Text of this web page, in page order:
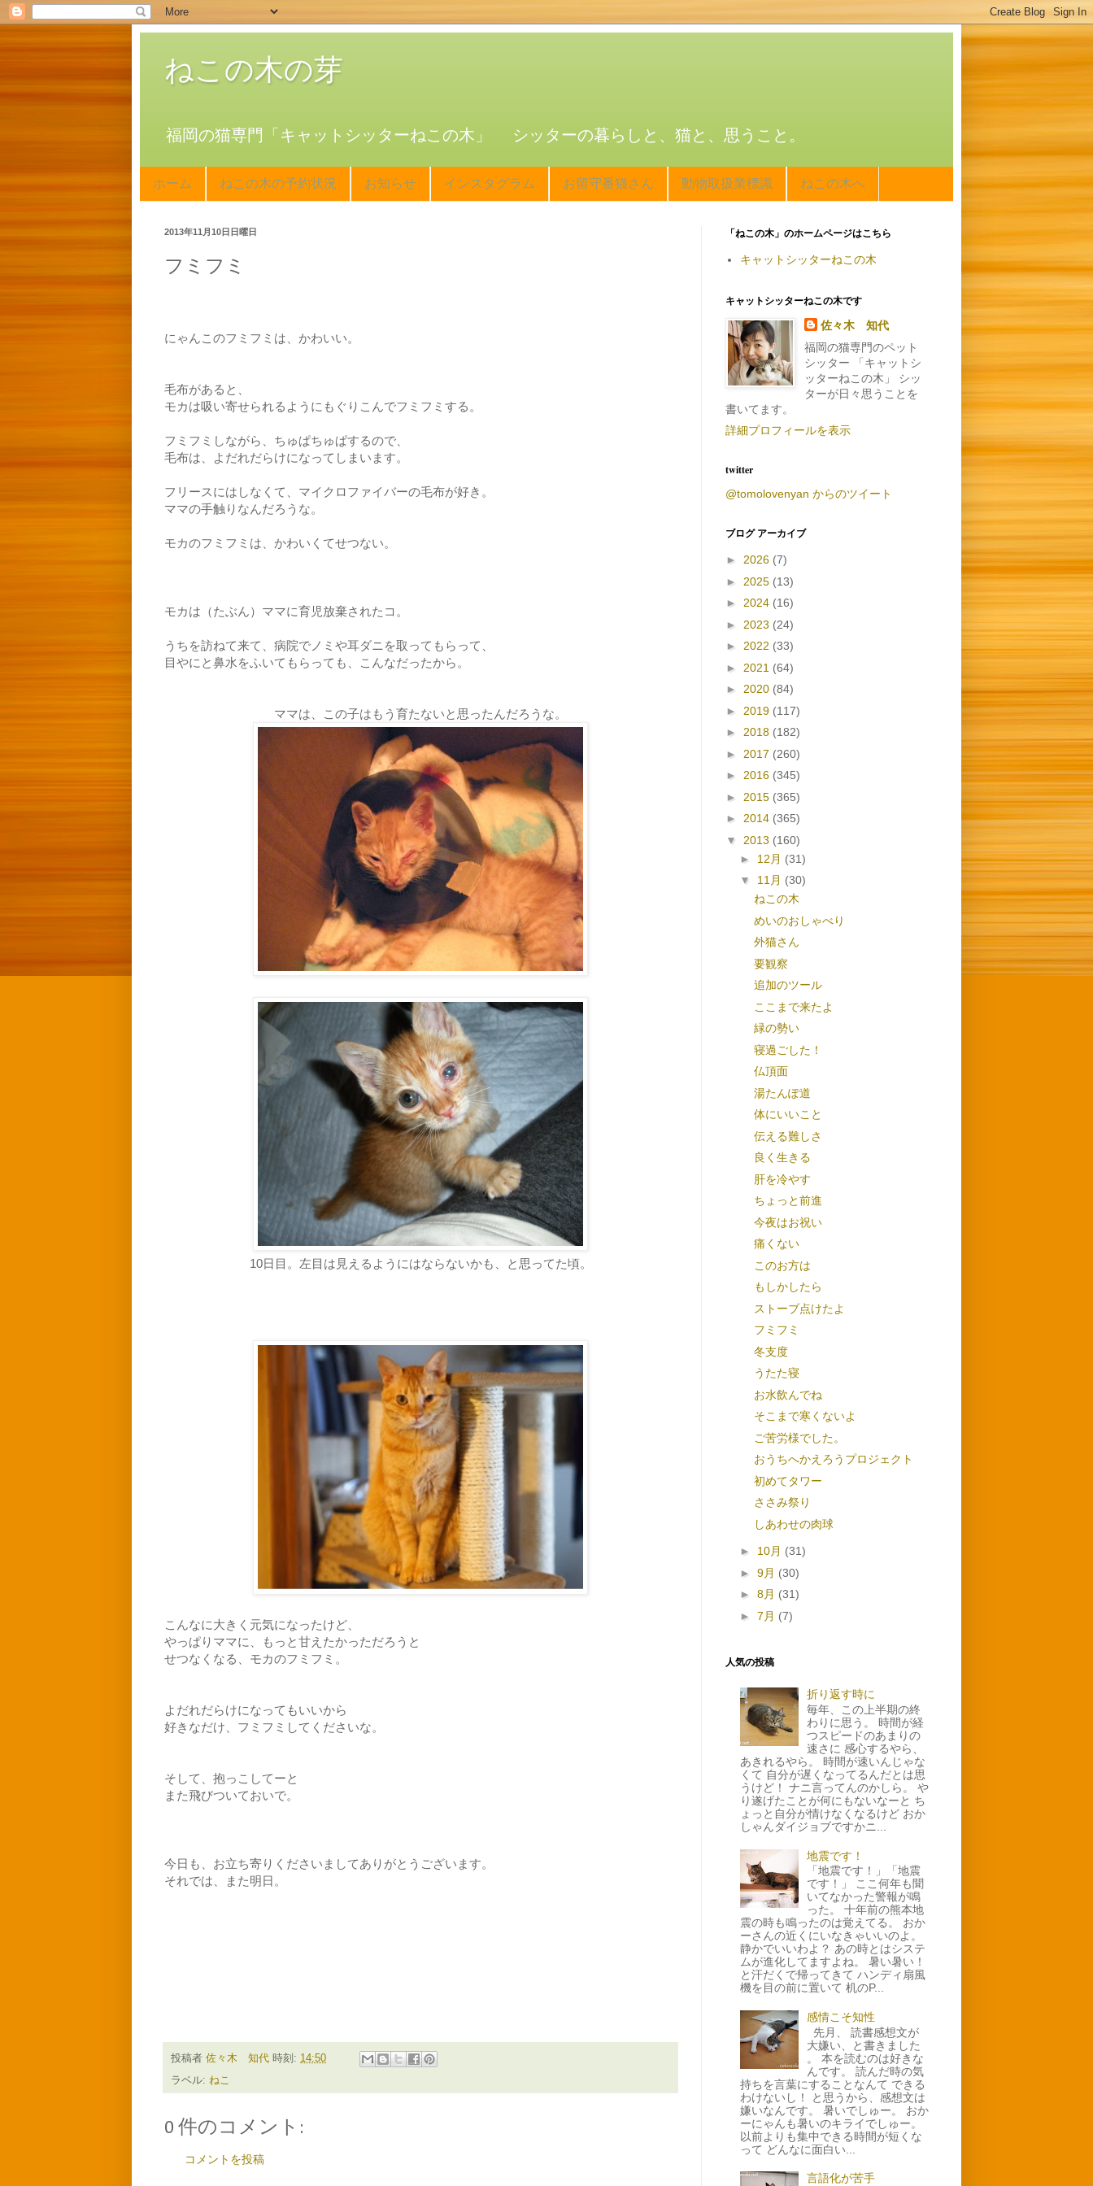
ねこの木の芽
福岡の猫専門「キャットシッターねこの木」 シッターの暮らしと、猫と、思うこと。
ホーム ねこの木の予約状況 お知らせ インスタグラム お留守番猫さん 動物取扱業標識 ねこの木へ
2013年11月10日日曜日
フミフミ
にゃんこのフミフミは、かわいい。
毛布があると、
モカは吸い寄せられるようにもぐりこんでフミフミする。
フミフミしながら、ちゅぱちゅぱするので、
毛布は、よだれだらけになってしまいます。
フリースにはしなくて、マイクロファイバーの毛布が好き。
ママの手触りなんだろうな。
モカのフミフミは、かわいくてせつない。
モカは（たぶん）ママに育児放棄されたコ。
うちを訪ねて来て、病院でノミや耳ダニを取ってもらって、
目やにと鼻水をふいてもらっても、こんなだったから。
ママは、この子はもう育たないと思ったんだろうな。
10日目。左目は見えるようにはならないかも、と思ってた頃。
こんなに大きく元気になったけど、
やっぱりママに、もっと甘えたかっただろうと
せつなくなる、モカのフミフミ。
よだれだらけになってもいいから
好きなだけ、フミフミしてくださいな。
そして、抱っこしてーと
また飛びついておいで。
今日も、お立ち寄りくださいましてありがとうございます。
それでは、また明日。
投稿者 佐々木 知代 時刻: 14:50
ラベル: ねこ
0 件のコメント:
コメントを投稿
「ねこの木」のホームページはこちら
キャットシッターねこの木
キャットシッターねこの木です
佐々木 知代
福岡の猫専門のペット
シッター 「キャットシ
ッターねこの木」 シッ
ターが日々思うことを
書いてます。
詳細プロフィールを表示
twitter
@tomolovenyan からのツイート
ブログ アーカイブ
► 2026 (7)
► 2025 (13)
► 2024 (16)
► 2023 (24)
► 2022 (33)
► 2021 (64)
► 2020 (84)
► 2019 (117)
► 2018 (182)
► 2017 (260)
► 2016 (345)
► 2015 (365)
► 2014 (365)
▼ 2013 (160)
► 12月 (31)
▼ 11月 (30)
ねこの木
めいのおしゃべり
外猫さん
要観察
追加のツール
ここまで来たよ
緑の勢い
寝過ごした！
仏頂面
湯たんぽ道
体にいいこと
伝える難しさ
良く生きる
肝を冷やす
ちょっと前進
今夜はお祝い
痛くない
このお方は
もしかしたら
ストーブ点けたよ
フミフミ
冬支度
うたた寝
お水飲んでね
そこまで寒くないよ
ご苦労様でした。
おうちへかえろうプロジェクト
初めてタワー
ささみ祭り
しあわせの肉球
► 10月 (31)
► 9月 (30)
► 8月 (31)
► 7月 (7)
人気の投稿
折り返す時に
毎年、この上半期の終
わりに思う。 時間が経
つスピードのあまりの
速さに 感心するやら、
あきれるやら。 時間が速いんじゃな
くて 自分が遅くなってるんだとは思
うけど！ ナニ言ってんのかしら。 や
り遂げたことが何にもないなーと ち
ょっと自分が情けなくなるけど おか
しゃんダイジョブですかニ...
地震です！
「地震です！」「地震
です！」 ここ何年も聞
いてなかった警報が鳴
った。 十年前の熊本地
震の時も鳴ったのは覚えてる。 おか
ーさんの近くにいなきゃいいのよ。
静かでいいわよ？ あの時とはシステ
ムが進化してますよね。 暑い暑い！
と汗だくで帰ってきて ハンディ扇風
機を目の前に置いて 机のP...
感情こそ知性
先月、 読書感想文が
大嫌い、と書きました
。 本を読むのは好きな
んです。 読んだ時の気
持ちを言葉にすることなんて できる
わけないし！ と思うから、感想文は
嫌いなんです。 暑いでしゅー。 おか
ーにゃんも暑いのキライでしゅー。
以前よりも集中できる時間が短くな
って どんなに面白い...
言語化が苦手